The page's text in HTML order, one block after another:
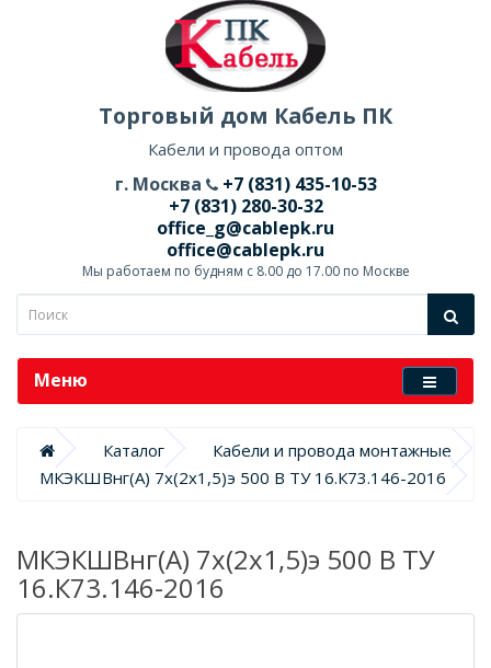
Торговый дом Кабель ПК
Кабели и провода оптом
г. Москва
+7 (831) 435-10-53
+7 (831) 280-30-32
office_g@cablepk.ru
office@cablepk.ru
Мы работаем по будням с 8.00 до 17.00 по Москве
Меню
Каталог
Кабели и провода монтажные
МКЭКШВнг(А) 7х(2х1,5)э 500 В ТУ 16.К73.146-2016
МКЭКШВнг(А) 7х(2х1,5)э 500 В ТУ
16.К73.146-2016